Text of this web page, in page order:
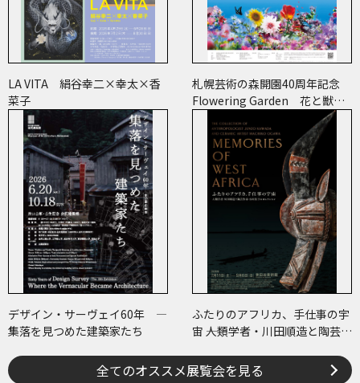
LA VITA 絹谷幸二×幸太×香
菜子
札幌芸術の森開園40周年記念
Flowering Garden 花と獣
デザイン・サーヴェイ60年 ―
集落を見つめた建築家たち
ふたりのアフリカ、手仕事の宇
宙 ――人類学者・川田順造と陶芸作
全てのオススメ展覧会を見る